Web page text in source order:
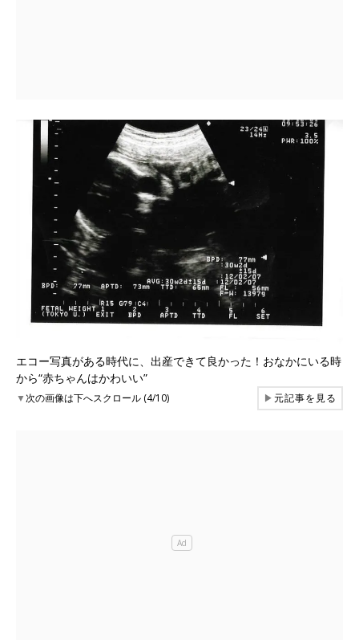
エコー写真がある時代に、出産できて良かった！おなかにいる時
から“赤ちゃんはかわいい”
▼次の画像は下へスクロール (4/10) ▶元記事を見る